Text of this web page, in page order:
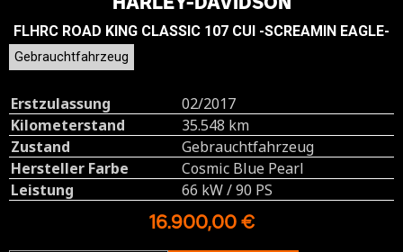
HARLEY-DAVIDSON
FLHRC ROAD KING CLASSIC 107 CUI -SCREAMIN EAGLE-
Gebrauchtfahrzeug
Erstzulassung
02/2017
Kilometerstand
35.548 km
Zustand
Gebrauchtfahrzeug
Hersteller Farbe
Cosmic Blue Pearl
Leistung
66 kW / 90 PS
16.900,00 €